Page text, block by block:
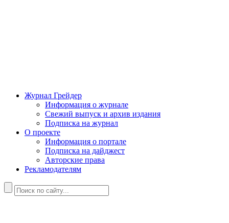
Журнал Грейдер
Информация о журнале
Свежий выпуск и архив издания
Подписка на журнал
О проекте
Информация о портале
Подписка на дайджест
Авторские права
Рекламодателям